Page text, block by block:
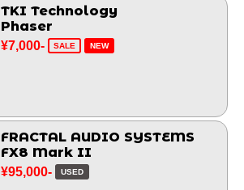
TKI Technology
Phaser
¥7,000- SALE NEW
FRACTAL AUDIO SYSTEMS
FX8 Mark II
¥95,000- USED